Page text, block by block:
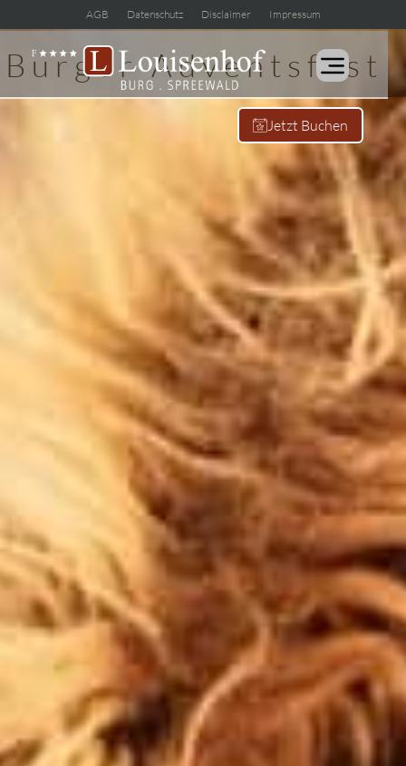
AGB Datenschutz Disclaimer Impressum
Jetzt Buchen
Burger Adventsfest